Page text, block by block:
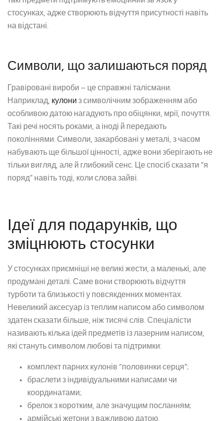
стосунках, адже створюють відчуття присутності навіть
на відстані.
Символи, що залишаються поряд
Гравіровані вироби – це справжні талісмани.
Наприклад, кулони з символічним зображенням або
особливою датою нагадують про обіцянки, мрії, почуття.
Такі речі носять роками, а іноді й передають
поколіннями. Символи, закарбовані у металі, з часом
набувають ще більшої цінності, адже вони зберігають не
тільки вигляд, але й глибокий сенс. Це спосіб сказати “я
поряд” навіть тоді, коли слова зайві.
Ідеї для подарунків, що
зміцнюють стосунки
У стосунках приємніші не великі жести, а маленькі, але
продумані деталі. Саме вони створюють відчуття
турботи та близькості у повсякденних моментах.
Невеликий аксесуар із теплим написом або символом
здатен сказати більше, ніж тисячі слів. Спеціалісти
називають кілька ідей предметів із лазерним написом,
які стануть символом любові та підтримки:
комплект парних кулонів “половинки серця”;
браслети з індивідуальними написами чи
координатами;.
брелок з коротким, але значущим посланням;
армійські жетони з важливою датою.